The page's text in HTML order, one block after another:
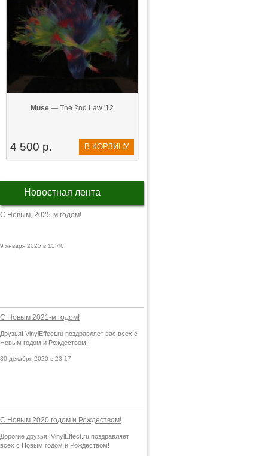
Muse — The 2nd Law '12
4 500 р. В КОРЗИНУ
Новостная лента
С Новым, 2025-м годом!
9 января 2025 в 15:46
С Новым 2021-м годом!
Друзья! VinylEffect.ru поздравляет вас всех с
Новым годом и Рождеством!
30 декабря 2020 в 23:17
С Новым 2020 годом и Рождеством!
Дорогие друзья! VinylEffect.ru поздравляет
всех с Новым годом и Рождеством!